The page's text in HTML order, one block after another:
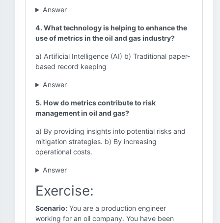
Answer
4. What technology is helping to enhance the
use of metrics in the oil and gas industry?
a) Artificial Intelligence (AI) b) Traditional paper-
based record keeping
Answer
5. How do metrics contribute to risk
management in oil and gas?
a) By providing insights into potential risks and
mitigation strategies. b) By increasing
operational costs.
Answer
Exercise:
Scenario: You are a production engineer
working for an oil company. You have been